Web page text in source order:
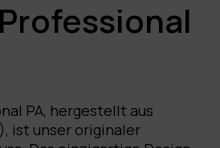
PA, hergestellt aus
ist unser originaler